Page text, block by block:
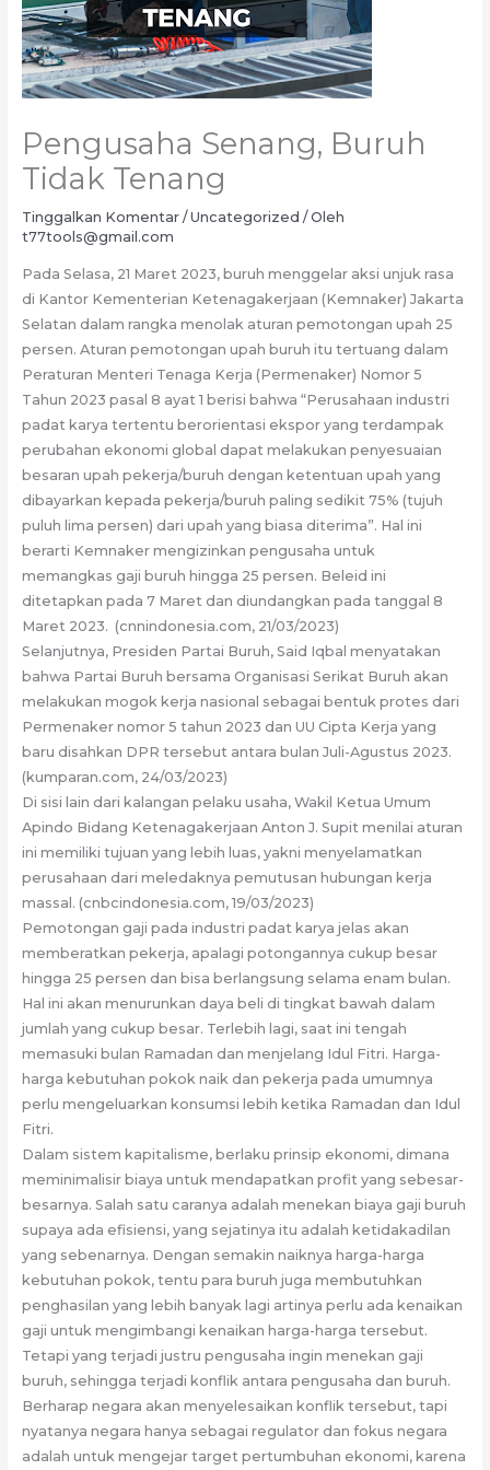
Pengusaha Senang, Buruh
Tidak Tenang
Tinggalkan Komentar /Uncategorized / Oleh
t77tools@gmail.com
Pada Selasa, 21 Maret 2023, buruh menggelar aksi unjuk rasa
di Kantor Kementerian Ketenagakerjaan (Kemnaker) Jakarta
Selatan dalam rangka menolak aturan pemotongan upah 25
persen. Aturan pemotongan upah buruh itu tertuang dalam
Peraturan Menteri Tenaga Kerja (Permenaker) Nomor 5
Tahun 2023 pasal 8 ayat 1 berisi bahwa “Perusahaan industri
padat karya tertentu berorientasi ekspor yang terdampak
perubahan ekonomi global dapat melakukan penyesuaian
besaran upah pekerja/buruh dengan ketentuan upah yang
dibayarkan kepada pekerja/buruh paling sedikit 75% (tujuh
puluh lima persen) dari upah yang biasa diterima”. Hal ini
berarti Kemnaker mengizinkan pengusaha untuk
memangkas gaji buruh hingga 25 persen. Beleid ini
ditetapkan pada 7 Maret dan diundangkan pada tanggal 8
Maret 2023. (cnnindonesia.com, 21/03/2023)
Selanjutnya, Presiden Partai Buruh, Said Iqbal menyatakan
bahwa Partai Buruh bersama Organisasi Serikat Buruh akan
melakukan mogok kerja nasional sebagai bentuk protes dari
Permenaker nomor 5 tahun 2023 dan UU Cipta Kerja yang
baru disahkan DPR tersebut antara bulan Juli-Agustus 2023.
(kumparan.com, 24/03/2023)
Di sisi lain dari kalangan pelaku usaha, Wakil Ketua Umum
Apindo Bidang Ketenagakerjaan Anton J. Supit menilai aturan
ini memiliki tujuan yang lebih luas, yakni menyelamatkan
perusahaan dari meledaknya pemutusan hubungan kerja
massal. (cnbcindonesia.com, 19/03/2023)
Pemotongan gaji pada industri padat karya jelas akan
memberatkan pekerja, apalagi potongannya cukup besar
hingga 25 persen dan bisa berlangsung selama enam bulan.
Hal ini akan menurunkan daya beli di tingkat bawah dalam
jumlah yang cukup besar. Terlebih lagi, saat ini tengah
memasuki bulan Ramadan dan menjelang Idul Fitri. Harga-
harga kebutuhan pokok naik dan pekerja pada umumnya
perlu mengeluarkan konsumsi lebih ketika Ramadan dan Idul
Fitri.
Dalam sistem kapitalisme, berlaku prinsip ekonomi, dimana
meminimalisir biaya untuk mendapatkan profit yang sebesar-
besarnya. Salah satu caranya adalah menekan biaya gaji buruh
supaya ada efisiensi, yang sejatinya itu adalah ketidakadilan
yang sebenarnya. Dengan semakin naiknya harga-harga
kebutuhan pokok, tentu para buruh juga membutuhkan
penghasilan yang lebih banyak lagi artinya perlu ada kenaikan
gaji untuk mengimbangi kenaikan harga-harga tersebut.
Tetapi yang terjadi justru pengusaha ingin menekan gaji
buruh, sehingga terjadi konflik antara pengusaha dan buruh.
Berharap negara akan menyelesaikan konflik tersebut, tapi
nyatanya negara hanya sebagai regulator dan fokus negara
adalah untuk mengejar target pertumbuhan ekonomi, karena